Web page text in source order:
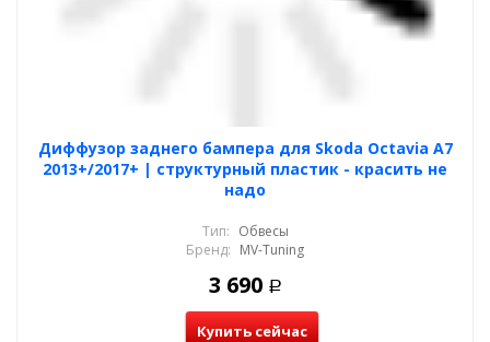
Диффузор заднего бампера для Skoda Octavia A7
2013+/2017+ | структурный пластик - красить не
надо
Тип: Обвесы
Бренд: MV-Tuning
3 690 Р
Купить сейчас